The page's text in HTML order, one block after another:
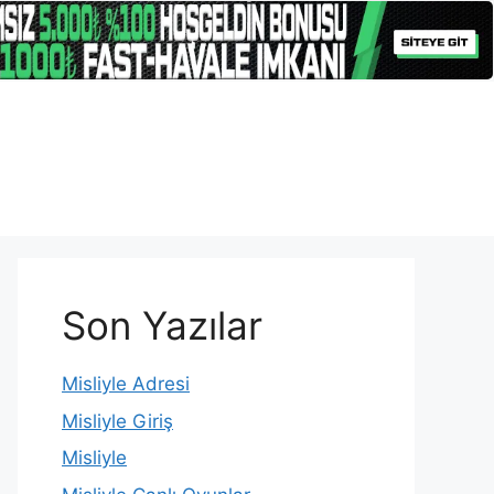
Son Yazılar
Misliyle Adresi
Misliyle Giriş
Misliyle